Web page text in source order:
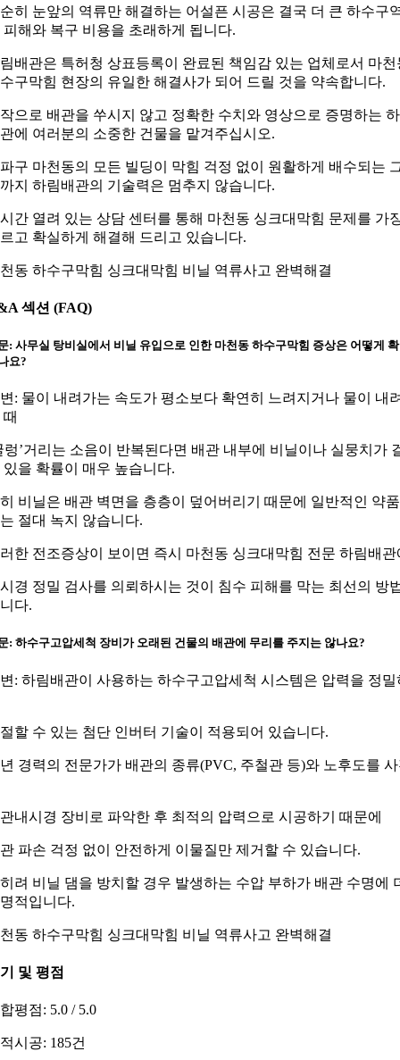
히 눈앞의 역류만 해결하는 어설픈 시공은 결국 더 큰 하수구
피해와 복구 비용을 초래하게 됩니다.
배관은 특허청 상표등록이 완료된 책임감 있는 업체로서 마천
구막힘 현장의 유일한 해결사가 되어 드릴 것을 약속합니다.
으로 배관을 쑤시지 않고 정확한 수치와 영상으로 증명하는
에 여러분의 소중한 건물을 맡겨주십시오.
구 마천동의 모든 빌딩이 막힘 걱정 없이 원활하게 배수되는
지 하림배관의 기술력은 멈추지 않습니다.
간 열려 있는 상담 센터를 통해 마천동 싱크대막힘 문제를 가
고 확실하게 해결해 드리고 있습니다.
동 하수구막힘 싱크대막힘 비닐 역류사고 완벽해결
섹션 (FAQ)
: 사무실 탕비실에서 비닐 유입으로 인한 마천동 하수구막힘 증상은 어떻게
요?
: 물이 내려가는 속도가 평소보다 확연히 느려지거나 물이 내
렁’거리는 소음이 반복된다면 배관 내부에 비닐이나 실뭉치가
있을 확률이 매우 높습니다.
비닐은 배관 벽면을 층층이 덮어버리기 때문에 일반적인 약
절대 녹지 않습니다.
한 전조증상이 보이면 즉시 마천동 싱크대막힘 전문 하림배관
경 정밀 검사를 의뢰하시는 것이 침수 피해를 막는 최선의 방
다.
: 하수구고압세척 장비가 오래된 건물의 배관에 무리를 주지는 않나요?
: 하림배관이 사용하는 하수구고압세척 시스템은 압력을 정밀
할 수 있는 첨단 인버터 기술이 적용되어 있습니다.
경력의 전문가가 배관의 종류(PVC, 주철관 등)와 노후도를
내시경 장비로 파악한 후 최적의 압력으로 시공하기 때문에
파손 걱정 없이 안전하게 이물질만 제거할 수 있습니다.
려 비닐 댐을 방치할 경우 발생하는 수압 부하가 배관 수명에
적입니다.
동 하수구막힘 싱크대막힘 비닐 역류사고 완벽해결
및 평점
평점: 5.0 / 5.0
시공: 185건